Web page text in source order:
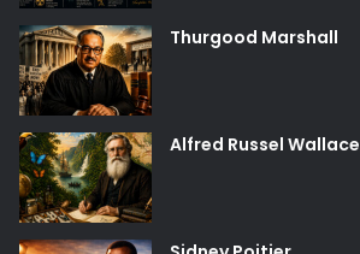
Thurgood Marshall
Alfred Russel Wallace